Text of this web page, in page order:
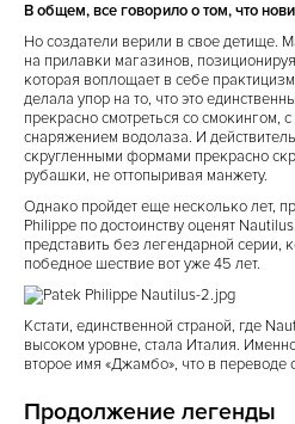
В общем, все говорило о том, что
Но создатели верили в свое детище.
на прилавки магазинов,
которая воплощает в себе
делала упор на то, что это
прекрасно смотреться со
снаряжением водолаза. И
скругленными формами прекрасно
рубашки, не оттопыривая манжету.
Однако пройдет еще несколько лет,
Philippe по достоинству оценят
представить без легендарной серии,
победное шествие вот уже 45 лет.
Кстати, единственной страной, где
высоком уровне, стала Италия.
второе имя «Джамбо», что в переводе
Продолжение легенды